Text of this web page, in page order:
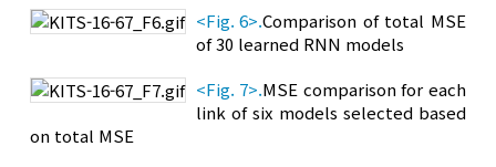
<Fig. 6>.Comparison of total MSE
of 30 learned RNN models
<Fig. 7>.MSE comparison for each
link of six models selected based
on total MSE